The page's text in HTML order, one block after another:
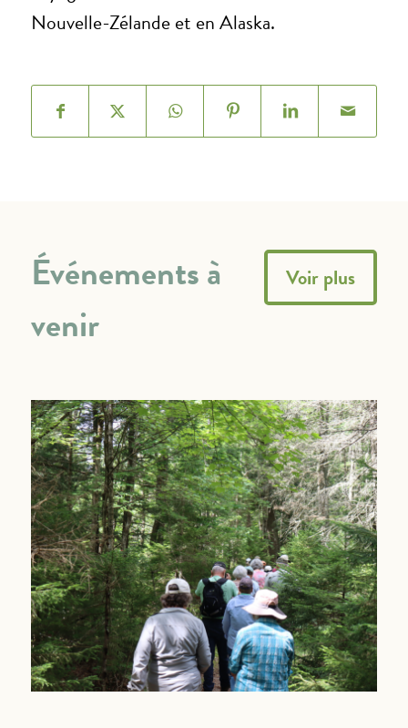
Nouvelle-Zélande et en Alaska.
Événements à
venir
Voir plus